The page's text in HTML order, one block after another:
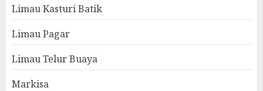
Limau Kasturi Batik
Limau Pagar
Limau Telur Buaya
Markisa